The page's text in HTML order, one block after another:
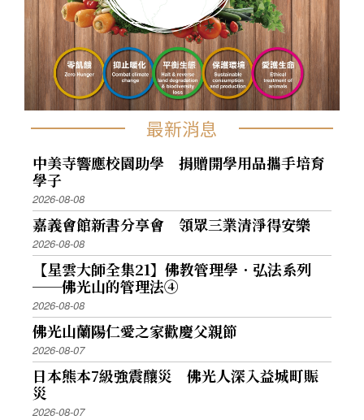
最新消息
中美寺響應校園助學 捐贈開學用品攜手培育
學子
2026-08-08
嘉義會館新書分享會 領眾三業清淨得安樂
2026-08-08
【星雲大師全集21】佛教管理學．弘法系列
──佛光山的管理法④
2026-08-08
佛光山蘭陽仁愛之家歡慶父親節
2026-08-07
日本熊本7級強震釀災 佛光人深入益城町賑
災
2026-08-07